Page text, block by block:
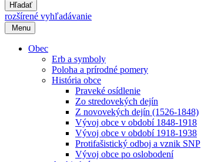
Hľadať
rozšírené vyhľadávanie
Menu
Obec
Erb a symboly
Poloha a prírodné pomery
História obce
Praveké osídlenie
Zo stredovekých dejín
Z novovekých dejín (1526-1848)
Vývoj obce v období 1848-1918
Vývoj obce v období 1918-1938
Protifašistický odboj a vznik SNP
Vývoj obce po oslobodení